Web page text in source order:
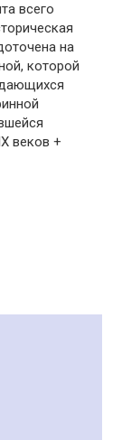
всего
на
которой
веков +